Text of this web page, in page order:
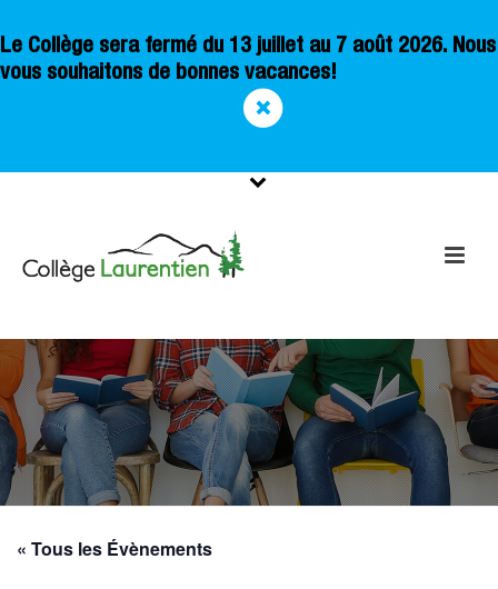
Le Collège sera fermé du 13 juillet au 7 août 2026. Nous
vous souhaitons de bonnes vacances!
« Tous les Évènements